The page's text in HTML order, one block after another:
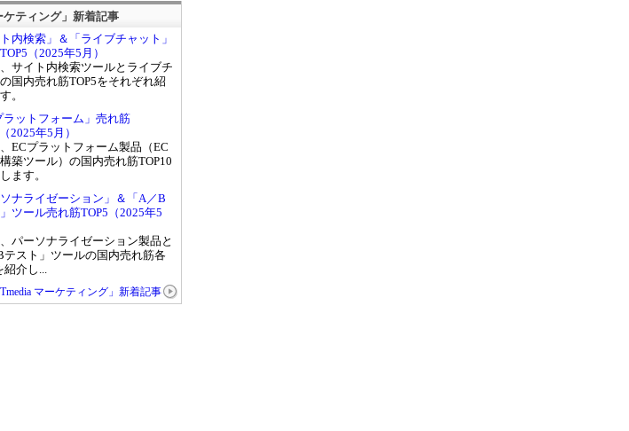
ケティング」新着記事
ト内検索」＆「ライブチャット」
（2025年5月）
サイト内検索ツールとライブチ
国内売れ筋TOP5をそれぞれ紹
。
ラットフォーム」売れ筋
2025年5月）
ECプラットフォーム製品（EC
築ツール）の国内売れ筋TOP10
ます。
ソナライゼーション」＆「A／B
ツール売れ筋TOP5（2025年5
パーソナライゼーション製品と
テスト」ツールの国内売れ筋各
紹介し...
ITmedia マーケティング」新着記事